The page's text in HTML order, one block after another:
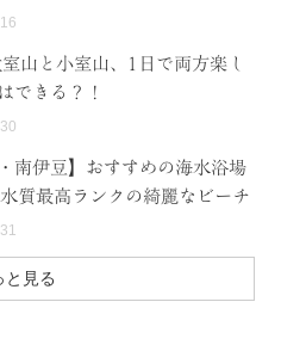
山と小室山、1日で両方楽し
できる？！
南伊豆】おすすめの海水浴場
質最高ランクの綺麗なビーチ
と見る